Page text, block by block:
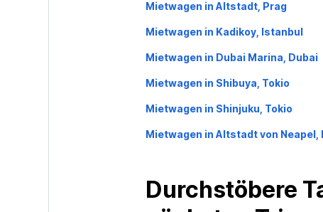
Mietwagen in Altstadt, Prag
Mietwagen in Kadikoy, Istanbul
Mietwagen in Dubai Marina, Dubai
Mietwagen in Shibuya, Tokio
Mietwagen in Shinjuku, Tokio
Mietwagen in Altstadt von Neapel,
Durchstöbere